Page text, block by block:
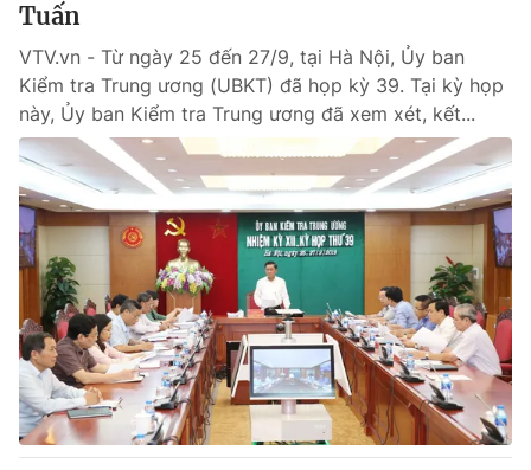
Ðiện thoại Thời báo VTV:
toasoan@vtv.vn
Liên hệ quảng cáo:024-7300.7108
® Cấm sao chép dưới mọi hình thức nếu không có sự chấp
thuận bằng văn bản. Ghi rõ nguồn VTV.vn khi phát hành lại
thông tin từ website này.
Tuấn
VTV.vn - Từ ngày 25 đến 27/9, tại Hà Nội, Ủy ban
Kiểm tra Trung ương (UBKT) đã họp kỳ 39. Tại kỳ họp
này, Ủy ban Kiểm tra Trung ương đã xem xét, kết...